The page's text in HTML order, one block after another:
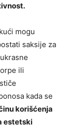
mogu
saksije za
ili
kada se
korišćenja
estetski